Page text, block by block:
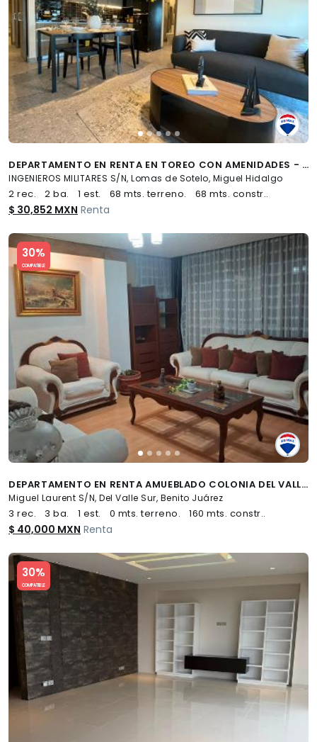
DEPARTAMENTO EN RENTA EN TOREO CON AMENIDADES - (34)
INGENIEROS MILITARES S/N, Lomas de Sotelo, Miguel Hidalgo
2 rec. 2 ba. 1 est. 68 mts. terreno. 68 mts. constr..
$ 30,852 MXN Renta
30%
COMPATIBLE
Slide 1 of 5
DEPARTAMENTO EN RENTA AMUEBLADO COLONIA DEL VALLE SUR - (34)
Miguel Laurent S/N, Del Valle Sur, Benito Juárez
3 rec. 3 ba. 1 est. 0 mts. terreno. 160 mts. constr..
$ 40,000 MXN Renta
30%
COMPATIBLE
Slide 1 of 5